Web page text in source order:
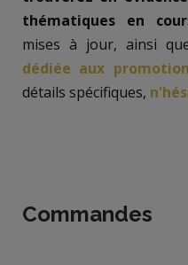
thématiques en
mises à jour, ainsi
dédiée aux
détails spécifiques,
Commandes